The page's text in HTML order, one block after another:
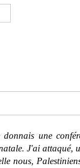
une
J'ai attaqué,
nous,